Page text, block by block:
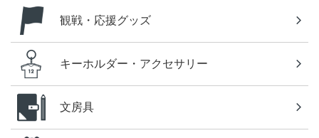
観戦・応援グッズ
キーホルダー・アクセサリー
文房具